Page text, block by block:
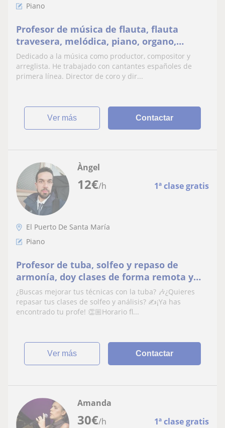
Piano
Profesor de música de flauta, flauta
travesera, melódica, piano, organo,
sintetizadores, producción, solfeo,
armonía, composición
Dedicado a la música como productor, compositor y
arreglista. He trabajado con cantantes españoles de
primera línea. Director de coro y dir...
ver más Contactar
12€/h 1ª clase gratis
Àngel
El Puerto De Santa María
Piano
Profesor de tuba, solfeo y repaso de
armonía, doy clases de forma remota y
con horario flexible
¿Buscas mejorar tus técnicas con la tuba? 🎶¿Quieres
repasar tus clases de solfeo y análisis? ✍️¡Ya has
encontrado tu profe! 👏🏼Horario fl...
ver más Contactar
30€/h 1ª clase gratis
Amanda